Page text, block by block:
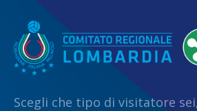
Scegli che tipo di visitatore